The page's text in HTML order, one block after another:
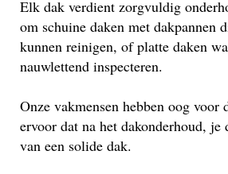
Elk dak verdient zorgvuldig
om schuine daken met dakpannen
kunnen reinigen, of platte daken
nauwlettend inspecteren.
Onze vakmensen hebben oog voor
ervoor dat na het dakonderhoud, je
van een solide dak.